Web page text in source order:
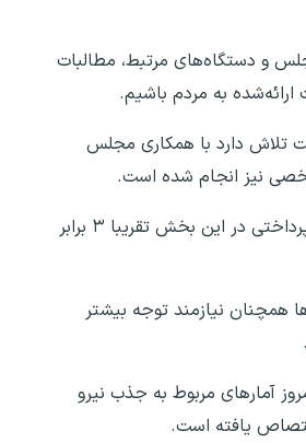
و دستگاه‌های مرتبط، مطالبات
به مردم باشیم.
تلاش دارد با همکاری مجلس
نیز انجام شده است.
وی تصریح کرد: در سال گذشته موضوع اضافه‌کار پرستاران و همچنین پرتوکاران مورد توجه قرار گرفت و میزان پرداختی در این بخش تقریبا ۳ برابر
همچنان نیازمند توجه بیشتر
آمارهای مربوط به جذب نیرو
یافته است.